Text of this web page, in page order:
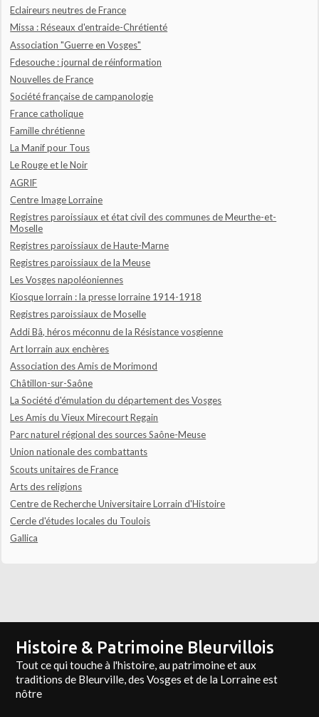
Eclaireurs neutres de France
Missa : Réseaux d'entraide-Chrétienté
Association "Guerre en Vosges"
Fdesouche : journal de réinformation
Nouvelles de France
Société française de campanologie
France catholique
Famille chrétienne
La Manif pour Tous
Le Rouge et le Noir
AGRIF
Centre Image Lorraine
Registres paroissiaux et état civil des communes de Meurthe-et-
Moselle
Registres paroissiaux de Haute-Marne
Registres paroissiaux de la Meuse
Les Vosges napoléoniennes
Kiosque lorrain : la presse lorraine 1914-1918
Registres paroissiaux de Moselle
Addi Bâ, héros méconnu de la Résistance vosgienne
Art lorrain aux enchères
Association des Amis de Morimond
Châtillon-sur-Saône
La Société d'émulation du département des Vosges
Les Amis du Vieux Mirecourt Regain
Parc naturel régional des sources Saône-Meuse
Union nationale des combattants
Scouts unitaires de France
Arts des religions
Centre de Recherche Universitaire Lorrain d'Histoire
Cercle d'études locales du Toulois
Gallica
Histoire & Patrimoine Bleurvillois
Tout ce qui touche à l'histoire, au patrimoine et aux
traditions de Bleurville, des Vosges et de la Lorraine est
nôtre